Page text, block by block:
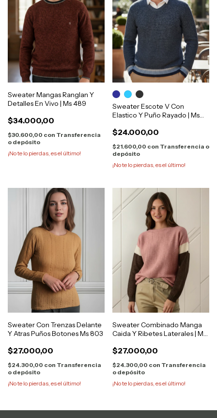
Sweater Mangas Ranglan Y
Detalles En Vivo | Ms 489
$34.000,00
$30.600,00 con Transferencia
o depósito
¡No te lo pierdas, es el último!
Sweater Escote V Con
Elastico Y Puño Rayado | Ms
$24.000,00
$21.600,00 con Transferencia o
depósito
¡No te lo pierdas, es el último!
Sweater Con Trenzas Delante
Y Atras Puños Botones Ms 803
$27.000,00
$24.300,00 con Transferencia
o depósito
¡No te lo pierdas, es el último!
Sweater Combinado Manga
Caida Y Ribetes Laterales | Ms
$27.000,00
$24.300,00 con Transferencia
o depósito
¡No te lo pierdas, es el último!